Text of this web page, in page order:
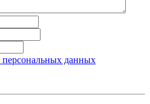
персональных данных